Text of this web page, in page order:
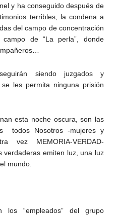
y ha conseguido después de
terribles, la condena a
del campo de concentración
de “La perla”, donde
siendo juzgados y
les permita ninguna prisión
esta noche oscura, son las
todos Nosotros -mujeres y
vez MEMORIA-VERDAD-
emiten luz, una luz
mundo.
los “empleados” del grupo